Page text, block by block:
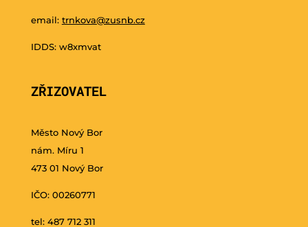
email: trnkova@zusnb.cz
IDDS: w8xmvat
ZŘIZOVATEL
Město Nový Bor
nám. Míru 1
473 01 Nový Bor
IČO: 00260771
tel: 487 712 311